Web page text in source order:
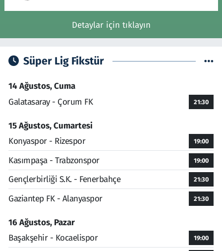
Detaylar için tıklayın
Süper Lig Fikstür
14 Ağustos, Cuma
Galatasaray - Çorum FK
21:30
15 Ağustos, Cumartesi
Konyaspor - Rizespor
19:00
Kasımpaşa - Trabzonspor 19:00
Gençlerbirliği S.K. - Fenerbahçe 21:30
Gaziantep FK - Alanyaspor 21:30
16 Ağustos, Pazar
Başakşehir - Kocaelispor
19:00